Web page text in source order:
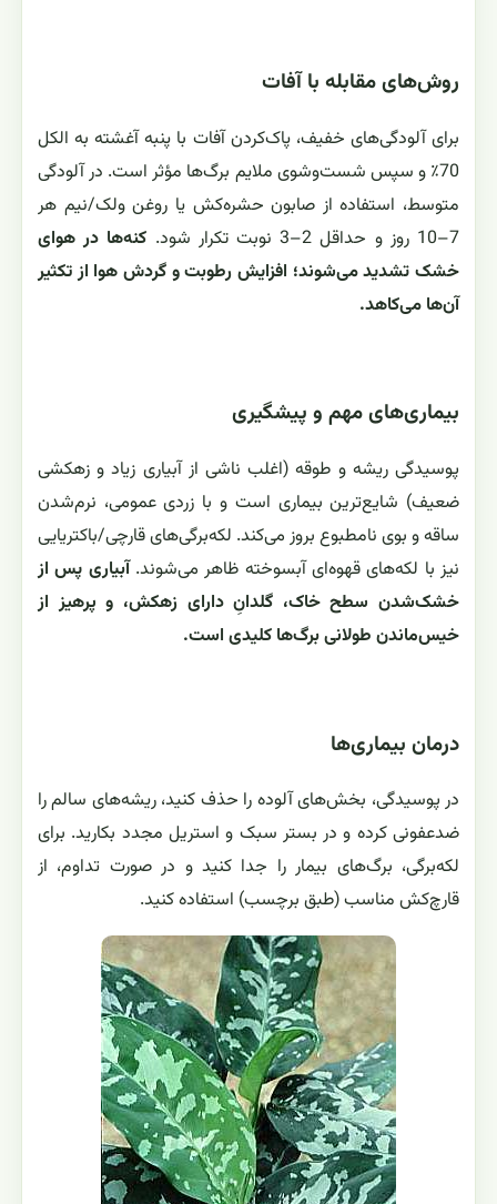
روش‌های مقابله با آفات
برای آلودگی‌های خفیف، پاک‌کردن آفات با پنبه آغشته به الکل
70٪ و سپس شست‌وشوی ملایم برگ‌ها مؤثر است. در آلودگی
متوسط، استفاده از صابون حشره‌کش یا روغن ولک/نیم هر
7–10 روز و حداقل 2–3 نوبت تکرار شود.
کنه‌ها در هوای
خشک تشدید می‌شوند؛ افزایش رطوبت و گردش هوا از تکثیر
آن‌ها می‌کاهد.
بیماری‌های مهم و پیشگیری
پوسیدگی ریشه و طوقه (اغلب ناشی از آبیاری زیاد و زهکشی
ضعیف) شایع‌ترین بیماری است و با زردی عمومی، نرم‌شدن
ساقه و بوی نامطبوع بروز می‌کند. لکه‌برگی‌های قارچی/باکتریایی
نیز با لکه‌های قهوه‌ای آبسوخته ظاهر می‌شوند.آبیاری پس از
خشک‌شدن سطح خاک، گلدانِ دارای زهکش، و پرهیز از
خیس‌ماندن طولانی برگ‌ها کلیدی است.
درمان بیماری‌ها
در پوسیدگی، بخش‌های آلوده را حذف کنید، ریشه‌های سالم را
ضدعفونی کرده و در بستر سبک و استریل مجدد بکارید. برای
لکه‌برگی، برگ‌های بیمار را جدا کنید و در صورت تداوم، از
قارچ‌کش مناسب (طبق برچسب) استفاده کنید.